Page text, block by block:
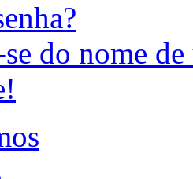
se do nome